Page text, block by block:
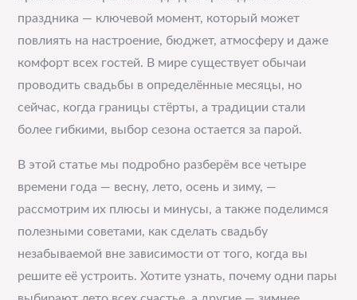
праздника — ключевой момент, который может
повлиять на настроение, бюджет, атмосферу и даже
комфорт всех гостей. В мире существует обычаи
проводить свадьбы в определённые месяцы, но
сейчас, когда границы стёрты, а традиции стали
более гибкими, выбор сезона остается за парой.
В этой статье мы подробно разберём все четыре
времени года — весну, лето, осень и зиму, —
рассмотрим их плюсы и минусы, а также поделимся
полезными советами, как сделать свадьбу
незабываемой вне зависимости от того, когда вы
решите её устроить. Хотите узнать, почему одни пары